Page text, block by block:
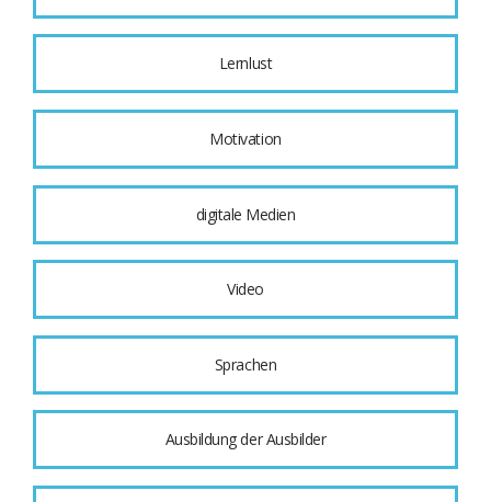
Lernlust
Motivation
digitale Medien
Video
Sprachen
Ausbildung der Ausbilder